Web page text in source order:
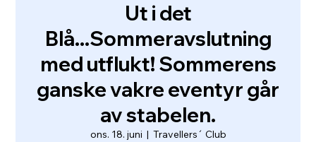
Ut i det
Blå...Sommeravslutning
med utflukt! Sommerens
ganske vakre eventyr går
av stabelen.
ons. 18. juni
  |
Travellers´ Club